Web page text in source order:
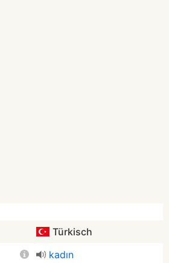
Türkisch
kadın